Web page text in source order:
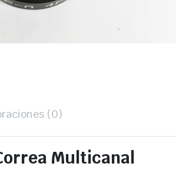
(0)
Multicanal